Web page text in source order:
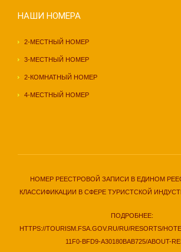
НАШИ НОМЕРА
2-МЕСТНЫЙ НОМЕР
3-МЕСТНЫЙ НОМЕР
2-КОМНАТНЫЙ НОМЕР
4-МЕСТНЫЙ НОМЕР
НОМЕР РЕЕСТРОВОЙ ЗАПИСИ В ЕДИНОМ
КЛАССИФИКАЦИИ В СФЕРЕ ТУРИСТСКОЙ
ПОДРОБНЕЕ:
HTTPS://TOURISM.FSA.GOV.RU/RU/RESORTS/
11F0-BFD9-A30180BAB725/ABOUT-